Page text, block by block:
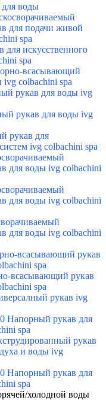
воды
для подачи живой
spa
для искусственного
spa
всасывающий
ivg colbachini spa
рукав для воды ivg
рукав для воды ivg
рукав для
ivg colbachini spa
для воды ivg colbachini
для воды ivg colbachini
для воды ivg colbachini
всасывающий рукав
spa
всасывающий рукав
spa
рукав ivg
Напорный рукав для
spa
рукав
и воды ivg
Напорный рукав для
spa
холодной воды